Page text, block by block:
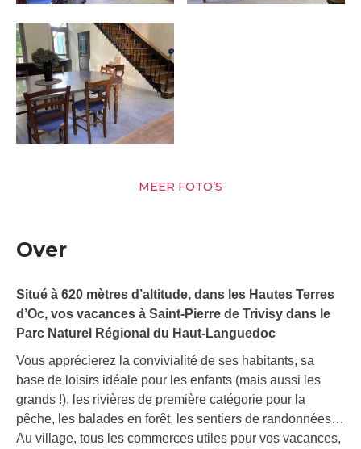
MEER FOTO’S
Over
Situé à 620 mètres d’altitude, dans les Hautes Terres
d’Oc, vos vacances à Saint-Pierre de Trivisy dans le
Parc Naturel Régional du Haut-Languedoc
Vous apprécierez la convivialité de ses habitants, sa
base de loisirs idéale pour les enfants (mais aussi les
grands !), les rivières de première catégorie pour la
pêche, les balades en forêt, les sentiers de randonnées…
Au village, tous les commerces utiles pour vos vacances,